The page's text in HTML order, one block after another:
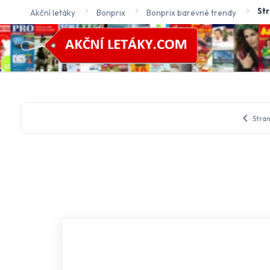
Akční letáky Bonprix Bonprix barevné trendy
chevron_left